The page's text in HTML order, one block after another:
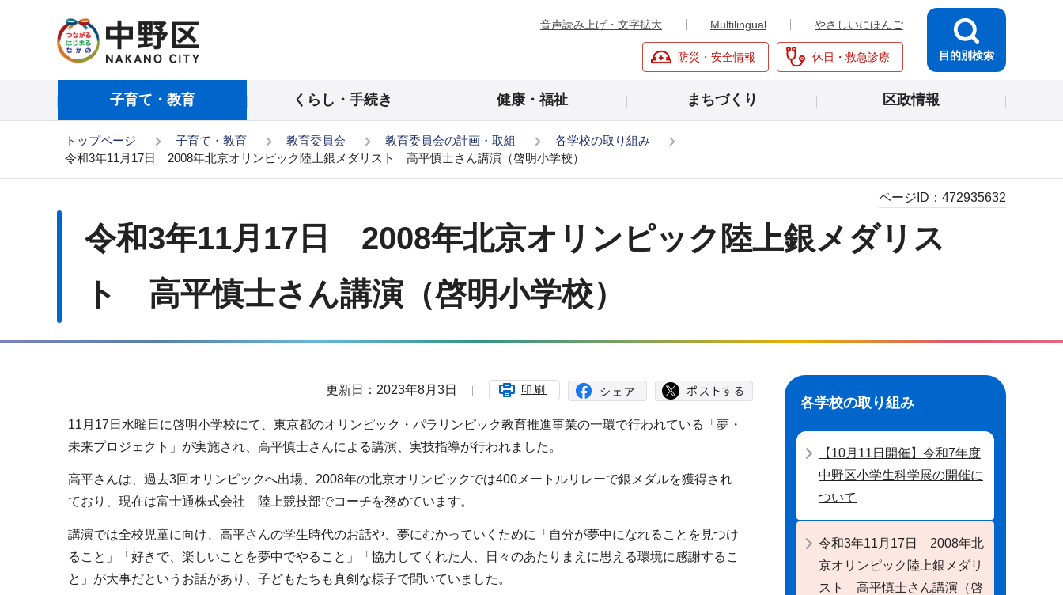
の
音声読み上げ・文字拡大 Multilingual やさしいにほんご
防災・安全情報 休日・救急診療 目的別検索
子育て・教育 くらし・手続き 健康・福祉 まちづくり 区政情報
トップページ 子育て・教育 教育委員会 教育委員会の計画・取組
各学校の取り組み
令和3年11月17日 2008年北京オリンピック陸上銀メダリスト 高平慎士さん講演（啓明小学校）
令和3年11月17日 2008年北京オリンピック陸上銀メダリス
ト 高平慎士さん講演（啓明小学校）
ページID： 472935632
更新日：2023年8月3日 印刷
11月17日水曜日に啓明小学校にて、東京都のオリンピック・パラリンピック教育推進事業の一環で行われている「夢・
未来プロジェクト」が実施され、高平慎士さんによる講演、実技指導が行われました。
高平さんは、過去3回オリンピックへ出場、2008年の北京オリンピックでは400メートルリレーで銀メダルを獲得され
ており、現在は富士通株式会社 陸上競技部でコーチを務めています。
講演では全校児童に向け、高平さんの学生時代のお話や、夢にむかっていくために「自分が夢中になれることを見つけ
ること」「好きで、楽しいことを夢中でやること」「協力してくれた人、日々のあたりまえに思える環境に感謝するこ
と」が大事だというお話があり、子どもたちも真剣な様子で聞いていました。
ナ
ビ
ゲ
ー
ョ
各学校の取り組み
【10月11日開催】令和7年度
中野区小学生科学展の開催に
ついて
令和3年11月17日 2008年北
京オリンピック陸上銀メダリ
スト 高平慎士さん講演（啓